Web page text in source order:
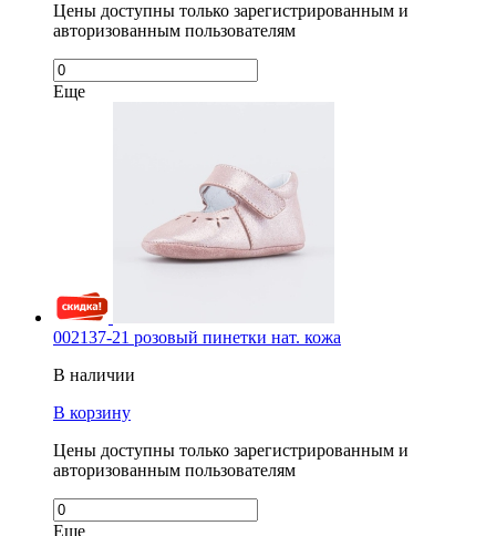
Цены доступны только зарегистрированным и
авторизованным пользователям
Еще
002137-21 розовый пинетки нат. кожа
В наличии
В корзину
Цены доступны только зарегистрированным и
авторизованным пользователям
Еще